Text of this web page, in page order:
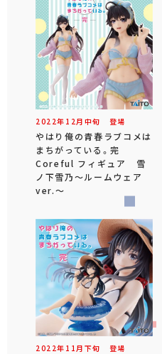
2022年 12 月 中旬 登場
やはり俺の青春ラブコメは
まちがっている。完
Coreful フィギュア 雪
ノ下雪乃～ルームウェア
ver.～
2022年 11 月 下旬 登場